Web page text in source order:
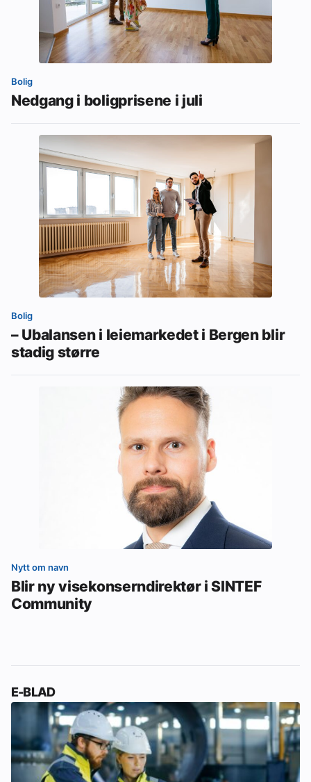
Bolig
Nedgang i boligprisene i juli
Bolig
– Ubalansen i leiemarkedet i Bergen blir
stadig større
Nytt om navn
Blir ny visekonserndirektør i SINTEF
Community
E-BLAD